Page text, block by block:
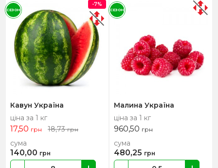
Кавун Україна
ціна за 1 кг
17,50 грн 18,73грн
сума
140,00 грн
-7%
СЕЗОН
Малина Україна
ціна за 1 кг
960,50 грн
сума
480,25 грн
СЕЗОН